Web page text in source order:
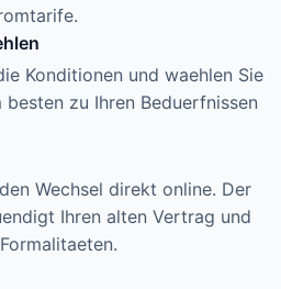
Konditionen und waehlen Sie
besten zu Ihren Beduerfnissen
Wechsel direkt online. Der
Ihren alten Vertrag und